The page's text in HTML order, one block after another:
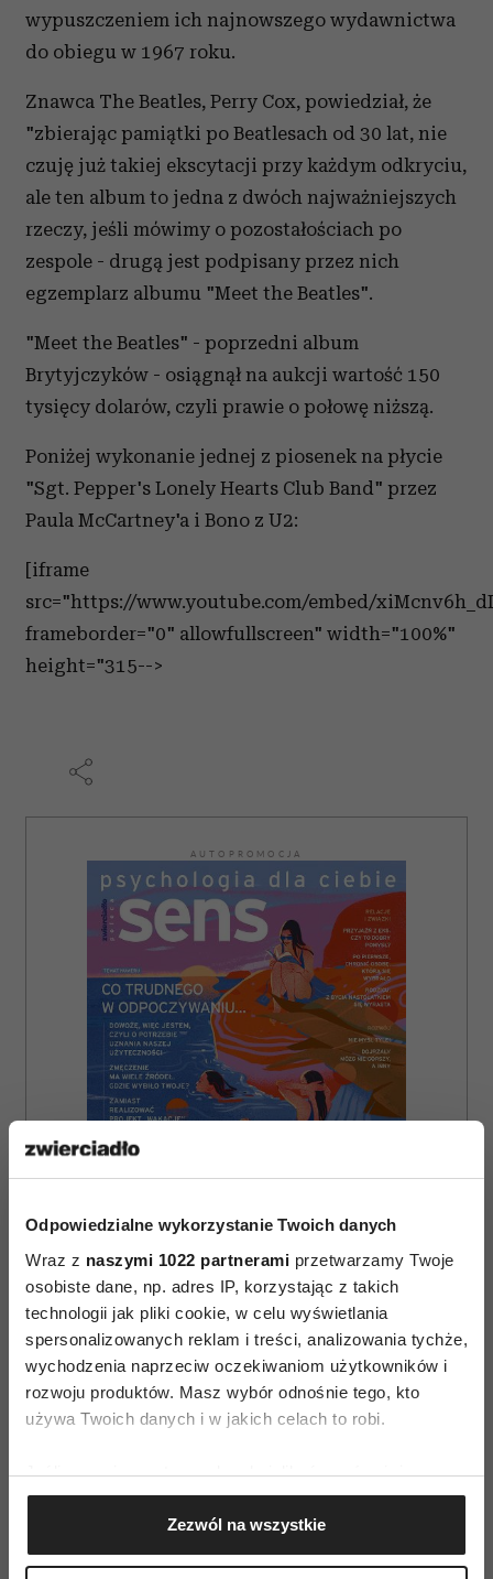
Odpowiedzialne wykorzystanie Twoich danych
Wraz z naszymi 1022 partnerami przetwarzamy Twoje
osobiste dane, np. adres IP, korzystając z takich
technologii jak pliki cookie, w celu wyświetlania
spersonalizowanych reklam i treści, analizowania tychże,
wychodzenia naprzeciw oczekiwaniom użytkowników i
rozwoju produktów. Masz wybór odnośnie tego, kto
używa Twoich danych i w jakich celach to robi.
Jeśli wyrazisz na to zgodę, chcielibyśmy również:
Gromadzić dane dotyczące Twojej lokalizacji
geograficznej z dokładnością nawet do kilku metrów
Identyfikować Twoje urządzenie, aktywnie
Zezwól na wszystkie
wypuszczeniem ich najnowszego wydawnictwa
do obiegu w 1967 roku.
Znawca The Beatles, Perry Cox, powiedział, że
"zbierając pamiątki po Beatlesach od 30 lat, nie
czuję już takiej ekscytacji przy każdym odkryciu,
ale ten album to jedna z dwóch najważniejszych
rzeczy, jeśli mówimy o pozostałościach po
zespole - drugą jest podpisany przez nich
egzemplarz albumu "Meet the Beatles".
"Meet the Beatles" - poprzedni album
Brytyjczyków - osiągnął na aukcji wartość 150
tysięcy dolarów, czyli prawie o połowę niższą.
Poniżej wykonanie jednej z piosenek na płycie
"Sgt. Pepper's Lonely Hearts Club Band" przez
Paula McCartney'a i Bono z U2:
[iframe
src="https://www.youtube.com/embed/
frameborder="0" allowfullscreen" width="100%"
height="315-->
AUTOPROMOCJA
ZAMÓW
WYDANIE DRUKOWANE
E-WYDANIE